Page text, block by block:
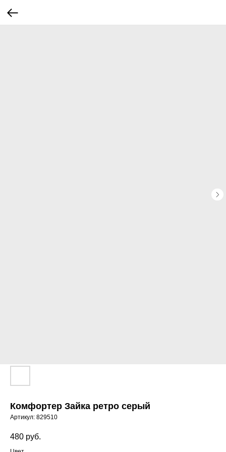
Комфортер Зайка ретро серый
Артикул: 829510
480 руб.